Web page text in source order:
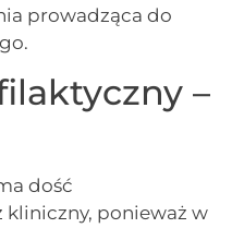
prowadząca do
–
dość
kliniczny, ponieważ w